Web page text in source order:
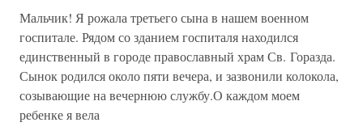
Мальчик! Я рожала третьего сына в нашем военном
госпитале. Рядом со зданием госпиталя находился
единственный в городе православный храм Св. Горазда.
Сынок родился около пяти вечера, и зазвонили колокола,
созывающие на вечернюю службу.О каждом моем
ребенке я вела